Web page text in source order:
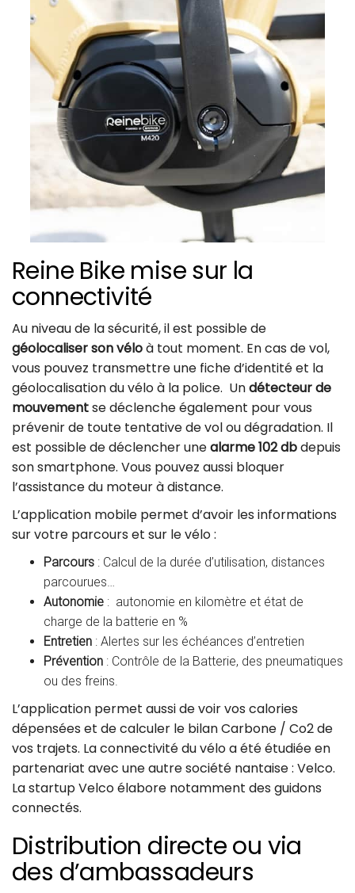
Reine Bike mise sur la
connectivité
Au niveau de la sécurité, il est possible de
géolocaliser son véloà tout moment. En cas de vol,
vous pouvez transmettre une fiche d’identité et la
géolocalisation du vélo à la police. Undétecteur de
mouvementse déclenche également pour vous
prévenir de toute tentative de vol ou dégradation. Il
est possible de déclencher unealarme 102 dbdepuis
son smartphone. Vous pouvez aussi bloquer
l’assistance du moteur à distance.
L’application mobile permet d’avoir les informations
sur votre parcours et sur le vélo :
Parcours : Calcul de la durée d’utilisation, distances
parcourues…
Autonomie : autonomie en kilomètre et état de
charge de la batterie en %
Entretien : Alertes sur les échéances d’entretien
Prévention : Contrôle de la Batterie, des pneumatiques
ou des freins.
L’application permet aussi de voir vos calories
dépensées et de calculer le bilan Carbone / Co2 de
vos trajets. La connectivité du vélo a été étudiée en
partenariat avec une autre société nantaise : Velco.
La startup Velco élabore notamment des guidons
connectés.
Distribution directe ou via
des d’ambassadeurs